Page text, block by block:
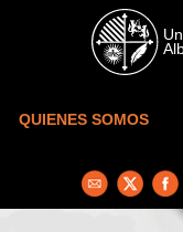
Skip to main content
QUIENES SOMOS